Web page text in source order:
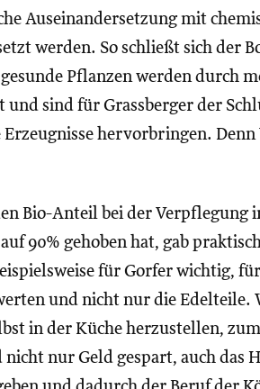
Auseinandersetzung mit
werden. So schließt sich der
Pflanzen werden durch
sind für Grassberger der
hervorbringen.
Bio-Anteil bei der Verpflegung
90% gehoben hat, gab
für Gorfer wichtig,
und nicht nur die Edelteile.
in der Küche herzustellen,
nur Geld gespart, auch das